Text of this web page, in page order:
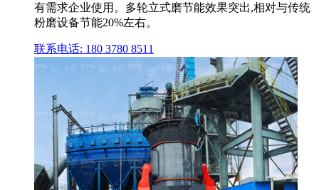
有需求企业使用。多轮立式磨节能效果突出,相对与传统
粉磨设备节能20%左右。
联系电话: 180 3780 8511